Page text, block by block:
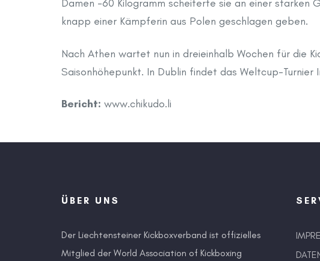
Damen -60 Kilogramm scheiterte sie an einer starken
knapp einer Kämpferin aus Polen geschlagen geben.
Nach Athen wartet nun in dreieinhalb Wochen für die
Saisonhöhepunkt. In Dublin findet das Weltcup-Turnier
Bericht: www.chikudo.li
ÜBER UNS
Der Liechtensteiner Kickboxverband ist offizielles
Mitglied der World Association of Kickboxing